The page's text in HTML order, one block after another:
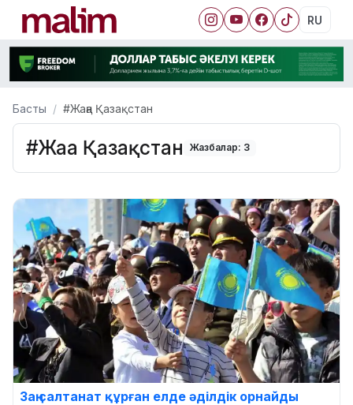
RU
Басты #Жаңа Қазақстан
#Жаңа Қазақстан Жазбалар: 3
Заң салтанат құрған елде әділдік орнайды